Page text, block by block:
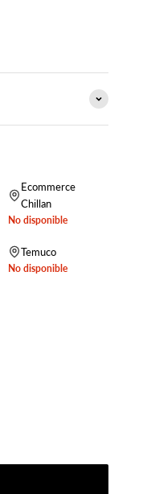
Ecommerce
Chillan
No disponible
Temuco
No disponible